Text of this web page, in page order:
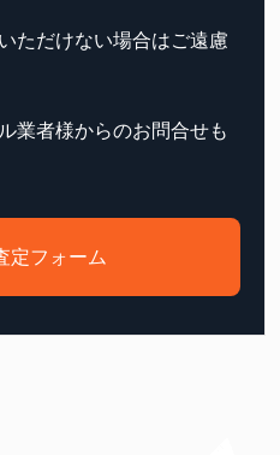
ただけない場合はご遠慮
業者様からのお問合せも
定フォーム